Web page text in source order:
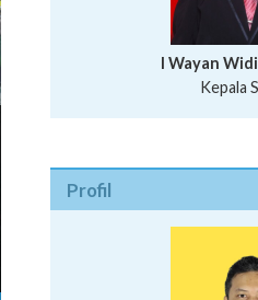
I Wayan
Kepala
Profil